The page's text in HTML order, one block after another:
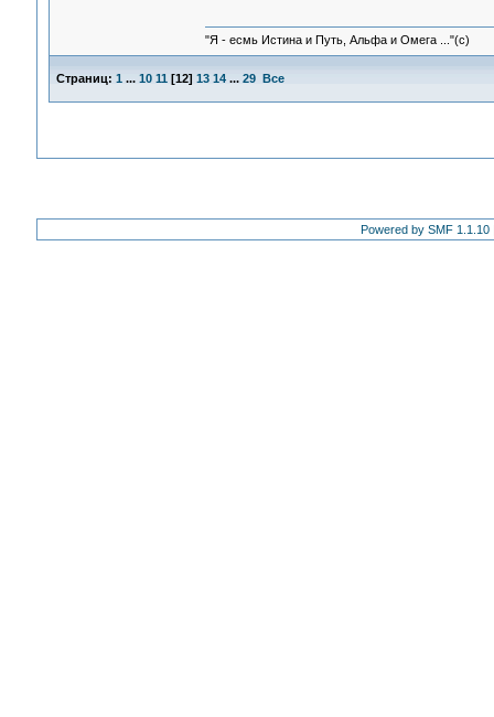
"Я - есмь Истина и Путь, Альфа и Омега ..."(с)
Страниц: 1 ... 10 11 [12] 13 14 ... 29 Все
Powered by SMF 1.1.10